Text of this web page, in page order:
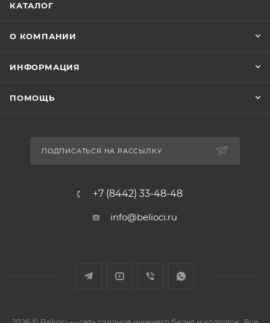
КАТАЛОГ
О КОМПАНИИ
ИНФОРМАЦИЯ
ПОМОЩЬ
ПОДПИСАТЬСЯ НА РАССЫЛКУ
+7 (8442) 33-48-48
info@belioci.ru